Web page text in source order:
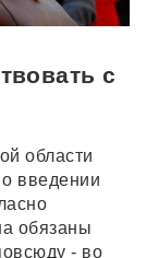
с
области
введении
обязаны
- во